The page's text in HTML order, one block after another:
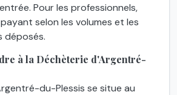
Pour les professionnels,
selon les volumes et les
déposés.
à la Déchèterie d'Argentré-
du-Plessis se situe au